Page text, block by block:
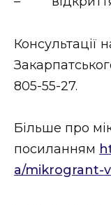
Консультації
805-55-27.
Більше про
посиланням
a/mikrogrant-